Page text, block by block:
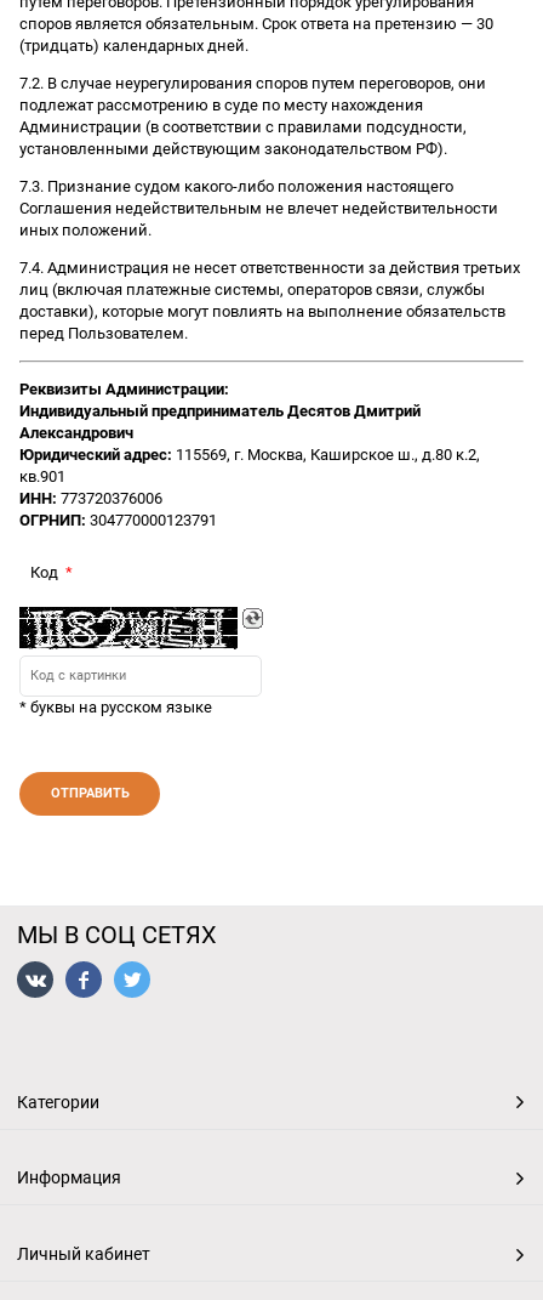
споров является обязательным. Срок ответа на претензию — 30
(тридцать) календарных дней.
7.2. В случае неурегулирования споров путем переговоров, они
подлежат рассмотрению в суде по месту нахождения
Администрации (в соответствии с правилами подсудности,
установленными действующим законодательством РФ).
7.3. Признание судом какого-либо положения настоящего
Соглашения недействительным не влечет недействительности
иных положений.
7.4. Администрация не несет ответственности за действия третьих
лиц (включая платежные системы, операторов связи, службы
доставки), которые могут повлиять на выполнение обязательств
перед Пользователем.
Реквизиты Администрации:
Индивидуальный предприниматель Десятов Дмитрий
Александрович
Юридический адрес: 115569, г. Москва, Каширское ш., д.80 к.2,
кв.901
ИНН: 773720376006
ОГРНИП: 304770000123791
Код
* буквы на русском языке
МЫ В СОЦ СЕТЯХ
Категории
Информация
Личный кабинет